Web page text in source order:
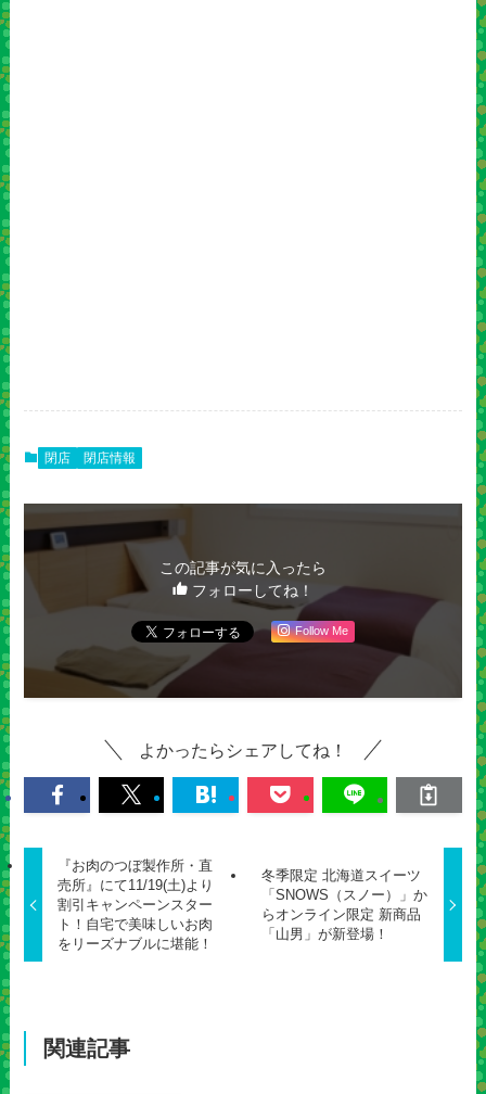
閉店 閉店情報
この記事が気に入ったら
フォローしてね！
Follow Me
よかったらシェアしてね！
『お肉のつぼ製作所・直
売所』にて11/19(土)より
割引キャンペーンスター
ト！自宅で美味しいお肉
をリーズナブルに堪能！
冬季限定 北海道スイーツ
「SNOWS（スノー）」か
らオンライン限定 新商品
「山男」が新登場！
関連記事